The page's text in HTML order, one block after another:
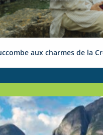
aux charmes de la